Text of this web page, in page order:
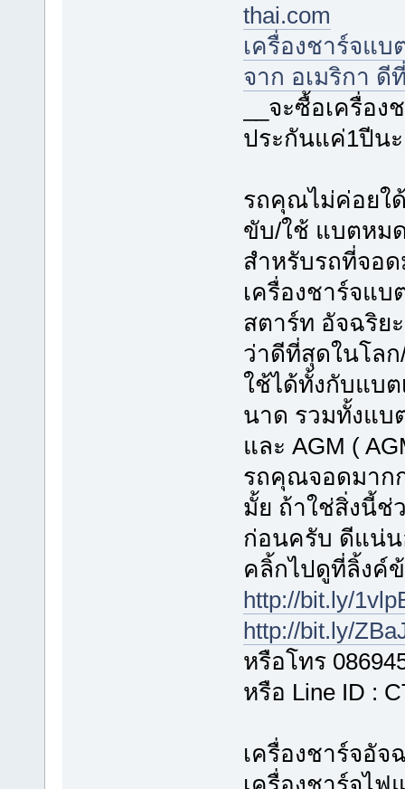
thai.com
เครื่องชาร์จแบ
จาก อเมริกา
__จะซื้อเครื่อ
ประกันแค่1ปีน
รถคุณไม่ค่อยใ
ขับ/ใช้ แบตหม
สำหรับรถที่จอ
เครื่องชาร์จแ
สตาร์ท อัจฉริย
ว่าดีที่สุดในโล
ใช้ได้ทั้งกับแบ
นาด รวมทั้งแบ
และ AGM (
รถคุณจอดมาก
มั้ย ถ้าใช่สิ่งนี้
ก่อนครับ ดีแน่
คลิ้กไปดูที่ลิ้งค์
http://bit.ly/
http://bit.ly/
หรือโทร
หรือ Line ID :
เครื่องชาร์จอัจ